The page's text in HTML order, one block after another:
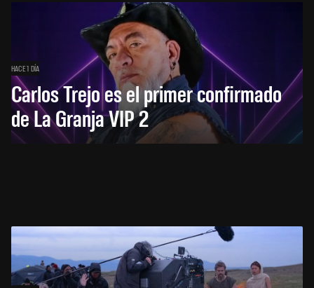
HACE 1 DÍA
Carlos Trejo es el primer confirmado
de La Granja VIP 2